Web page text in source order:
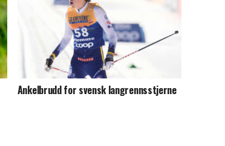
Ankelbrudd for svensk langrennsstjerne